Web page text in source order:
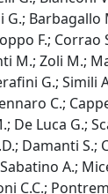
G.;
F.; Corrao
M.; Zoli M.;
G.; Simili
C.;
De Luca G.;
Damanti S.;
A.;
C.C.;